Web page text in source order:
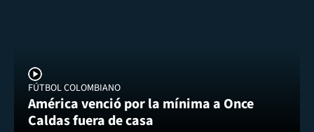
FÚTBOL COLOMBIANO
América venció por la mínima a Once
Caldas fuera de casa